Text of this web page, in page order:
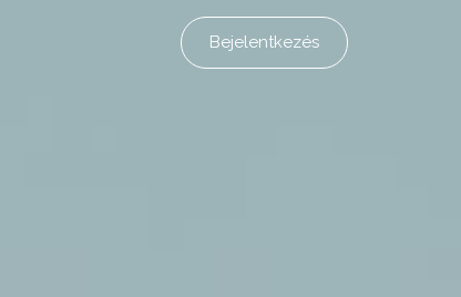
Bejelentkezés